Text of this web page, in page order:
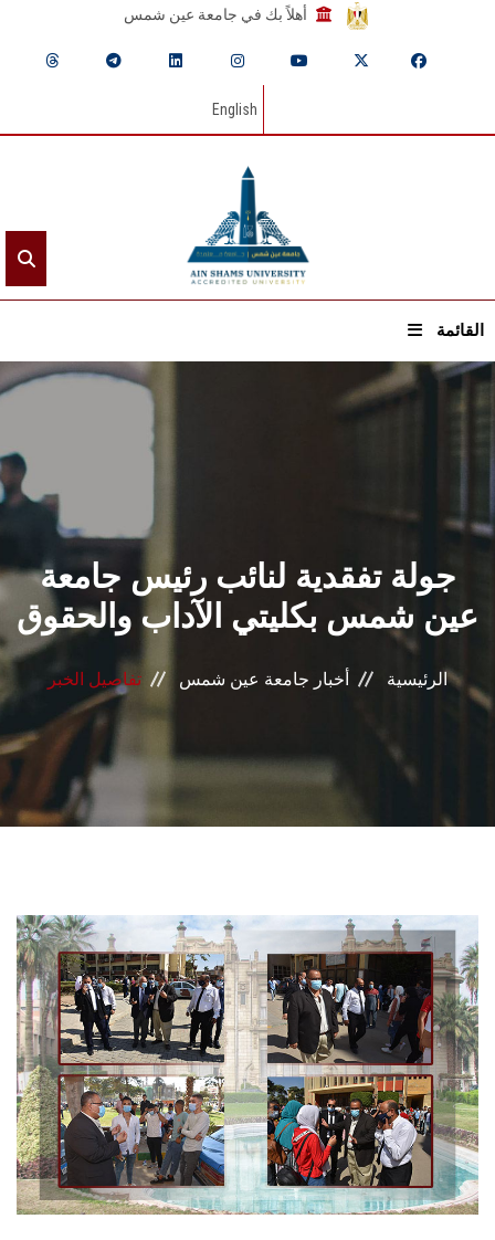
أهلاً بك في جامعة عين شمس
English
القائمة
الرئيسيـة
عن الجامعة
القطاعـات
الشئون الأكاديمية
البحث العلمي
الرعاية الصحية
المراكز والوحدات
الأنظمة الذكية
تواصل معنا
الطلاب
هيئة التدريس
الدراسات العليا
الخريجين
جولة تفقدية لنائب رئيس جامعة
عين شمس بكليتي الآداب والحقوق
الرئيسية أخبار جامعة عين شمس تفاصيل الخبر